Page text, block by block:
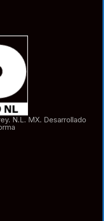
N.L. MX. Desarrollado